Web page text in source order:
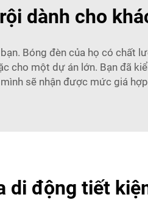
dành cho
Bóng đèn của họ có chất
cho một dự án lớn. Bạn đã
sẽ nhận được mức giá
di động tiết